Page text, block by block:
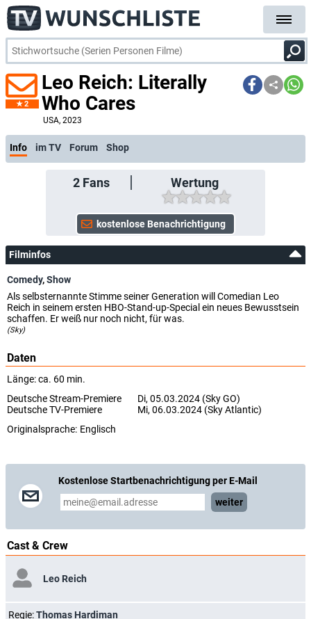
2
Leo Reich: Literally
Who Cares
USA, 2023
Info im TV Forum Shop
2Fans Wertung
Filminfos
Comedy,Show
Als selbsternannte Stimme seiner Generation will Comedian Leo
Reich in seinem ersten HBO-Stand-up-Special ein neues Bewusstsein
schaffen. Er weiß nur noch nicht, für was.
(Sky)
Daten
Länge: ca. 60 min.
Deutsche Stream-Premiere
Di, 05.03.2024 (Sky GO)
Deutsche TV-Premiere
Mi, 06.03.2024 (Sky Atlantic)
Originalsprache: Englisch
Kostenlose Startbenachrichtigung per E-Mail
weiter
Cast & Crew
Leo Reich
Regie:Thomas Hardiman